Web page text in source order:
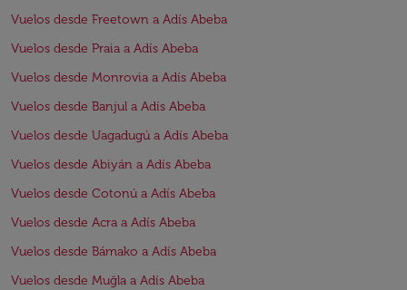
Vuelos desde Freetown a Adís Abeba
Vuelos desde Praia a Adís Abeba
Vuelos desde Monrovia a Adís Abeba
Vuelos desde Banjul a Adís Abeba
Vuelos desde Uagadugú a Adís Abeba
Vuelos desde Abiyán a Adís Abeba
Vuelos desde Cotonú a Adís Abeba
Vuelos desde Acra a Adís Abeba
Vuelos desde Bámako a Adís Abeba
Vuelos desde Muğla a Adís Abeba